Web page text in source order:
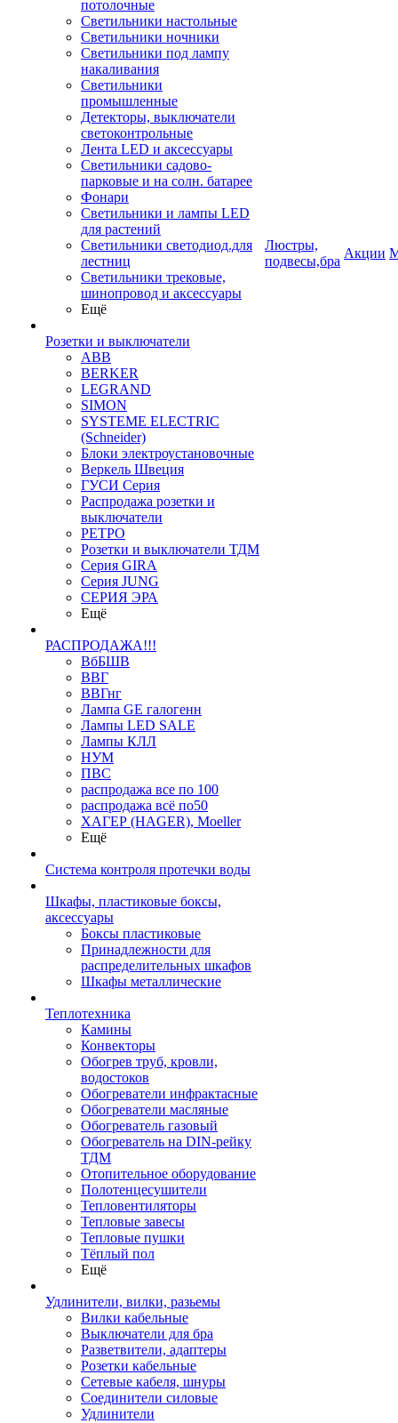
потолочные
Светильники настольные
Светильники ночники
Светильники под лампу
накаливания
Светильники
промышленные
Детекторы, выключатели
светоконтрольные
Лента LED и аксессуары
Светильники садово-
парковые и на солн. батарее
Фонари
Светильники и лампы LED
для растений
Светильники светодиод.для
лестниц
Светильники трековые,
шинопровод и аксессуары
Ещё
Розетки и выключатели
ABB
BERKER
LEGRAND
SIMON
SYSTEME ELECTRIC
(Schneider)
Блоки электроустановочные
Веркель Швеция
ГУСИ Серия
Распродажа розетки и
выключатели
РЕТРО
Розетки и выключатели ТДМ
Серия GIRA
Серия JUNG
СЕРИЯ ЭРА
Ещё
РАСПРОДАЖА!!!
ВбБШВ
ВВГ
ВВГнг
Лампа GE галогенн
Лампы LED SALE
Лампы КЛЛ
НУМ
ПВС
распродажа все по 100
распродажа всё по50
ХАГЕР (HAGER), Moeller
Ещё
Система контроля протечки воды
Шкафы, пластиковые боксы,
аксессуары
Боксы пластиковые
Принадлежности для
распределительных шкафов
Шкафы металлические
Теплотехника
Камины
Конвекторы
Обогрев труб, кровли,
водостоков
Обогреватели инфрактасные
Обогреватели масляные
Обогреватель газовый
Обогреватель на DIN-рейку
ТДМ
Отопительное оборудование
Полотенцесушители
Тепловентиляторы
Тепловые завесы
Тепловые пушки
Тёплый пол
Ещё
Удлинители, вилки, разьемы
Вилки кабельные
Выключатели для бра
Разветвители, адаптеры
Розетки кабельные
Сетевые кабеля, шнуры
Соединители силовые
Удлинители
Люстры,
подвесы,бра
Акции